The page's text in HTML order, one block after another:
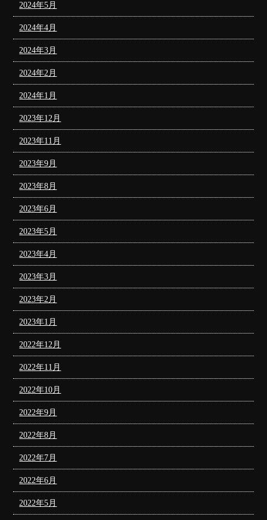
2024年5月
2024年4月
2024年3月
2024年2月
2024年1月
2023年12月
2023年11月
2023年9月
2023年8月
2023年6月
2023年5月
2023年4月
2023年3月
2023年2月
2023年1月
2022年12月
2022年11月
2022年10月
2022年9月
2022年8月
2022年7月
2022年6月
2022年5月